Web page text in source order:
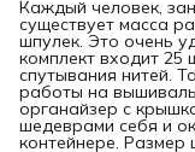
Каждый человек,
существует масса
шпулек. Это очень
комплект входит 25
спутывания нитей.
работы на
органайзер с
шедеврами себя и
контейнере. Размер